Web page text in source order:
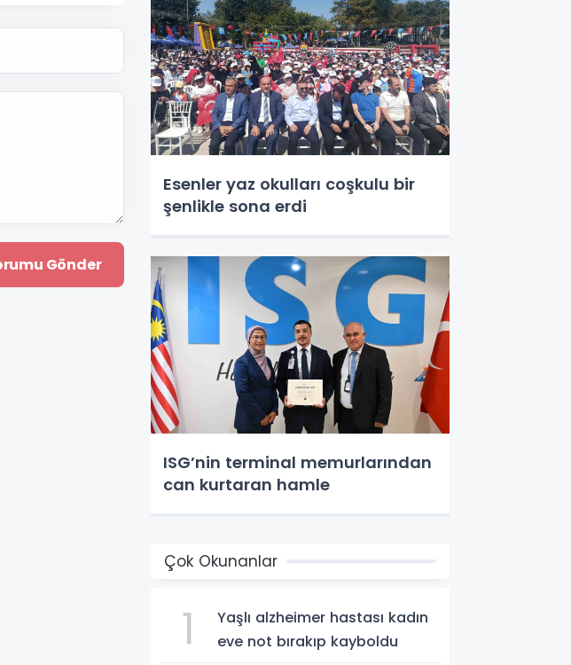
Esenler yaz okulları coşkulu bir
şenlikle sona erdi
ISG’nin terminal memurlarından
can kurtaran hamle
Çok Okunanlar
1
Yaşlı alzheimer hastası kadın
eve not bırakıp kayboldu